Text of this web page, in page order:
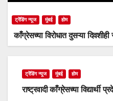
ट्रेंडिंग न्यूज मुंबई होम
काँग्रेसच्या विरोधात दुसऱ्या
ट्रेंडिंग न्यूज मुंबई होम
राष्ट्रवादी काँग्रेसच्या विद्यार्थी